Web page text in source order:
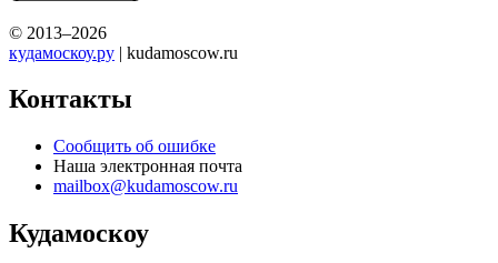
© 2013–2026
кудамоскоу.ру | kudamoscow.ru
Контакты
Сообщить об ошибке
Наша электронная почта
mailbox@kudamoscow.ru
Кудамоскоу